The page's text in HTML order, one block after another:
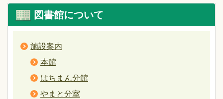
図書館について
施設案内
本館
はちまん分館
やまと分室